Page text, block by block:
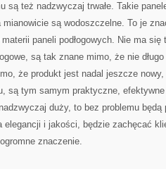
są też nadzwyczaj trwałe. Takie
mianowicie są wodoszczelne. To je
paneli podłogowych. Nie ma
są tak znane mimo, że nie
że produkt jest nadal jeszcze
są tym samym praktyczne,
duży, to bez problemu będą
elegancji i jakości, będzie zachęcać
znaczenie.